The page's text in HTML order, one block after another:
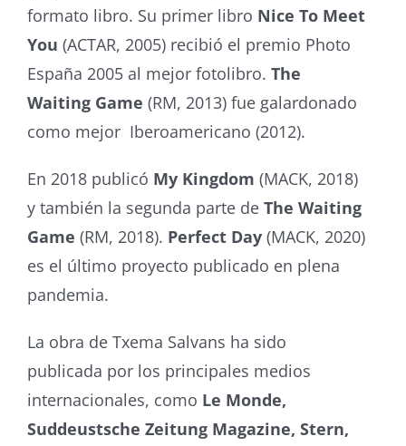
formato libro. Su primer libro Nice To Meet
You (ACTAR, 2005) recibió el premio Photo
España 2005 al mejor fotolibro. The
Waiting Game (RM, 2013) fue galardonado
como mejor Iberoamericano (2012).
En 2018 publicó My Kingdom (MACK, 2018)
y también la segunda parte de The Waiting
Game (RM, 2018). Perfect Day(MACK, 2020)
es el último proyecto publicado en plena
pandemia.
La obra de Txema Salvans ha sido
publicada por los principales medios
internacionales, como Le Monde,
Suddeustsche Zeitung Magazine, Stern,